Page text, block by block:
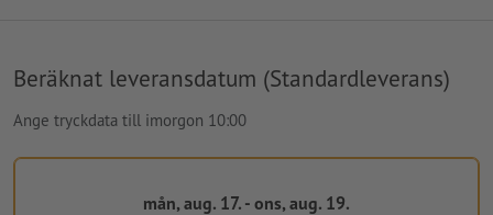
Beräknat leveransdatum (Standardleverans)
Ange tryckdata till imorgon 10:00
mån, aug. 17. - ons, aug. 19.